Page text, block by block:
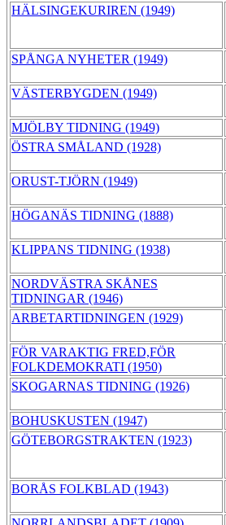
HÄLSINGEKURIREN (1949)
SPÅNGA NYHETER (1949)
VÄSTERBYGDEN (1949)
MJÖLBY TIDNING (1949)
ÖSTRA SMÅLAND (1928)
ORUST-TJÖRN (1949)
HÖGANÄS TIDNING (1888)
KLIPPANS TIDNING (1938)
NORDVÄSTRA SKÅNES
TIDNINGAR (1946)
ARBETARTIDNINGEN (1929)
FÖR VARAKTIG FRED,FÖR
FOLKDEMOKRATI (1950)
SKOGARNAS TIDNING (1926)
BOHUSKUSTEN (1947)
GÖTEBORGSTRAKTEN (1923)
BORÅS FOLKBLAD (1943)